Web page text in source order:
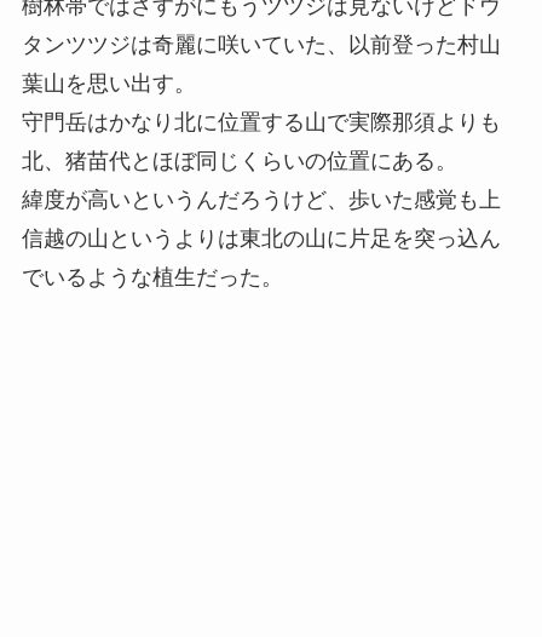
樹林帯ではさすがにもうツツジは見ないけどドウ
タンツツジは奇麗に咲いていた、以前登った村山
葉山を思い出す。
守門岳はかなり北に位置する山で実際那須よりも
北、猪苗代とほぼ同じくらいの位置にある。
緯度が高いというんだろうけど、歩いた感覚も上
信越の山というよりは東北の山に片足を突っ込ん
でいるような植生だった。